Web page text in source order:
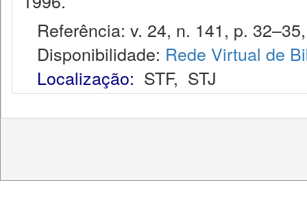
Referência: v. 24, n. 141, p.
Disponibilidade: Rede Virtual de
Localização: STF, STJ